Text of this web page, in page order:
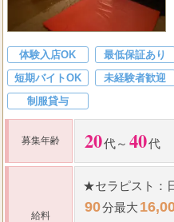
体験入店OK
短期バイトOK
未経験者歓迎
制服貸与
20代～40 代